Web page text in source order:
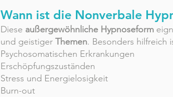
Wann ist die Nonverbale
Diese außergewöhnliche Hypnoseform
und geistiger Themen. Besonders hilfreich
Psychosomatischen Erkrankungen
Erschöpfungszuständen
Stress und Energielosigkeit
Burn-out